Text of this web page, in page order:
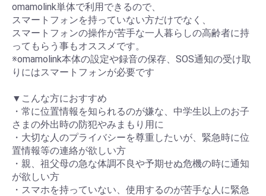
omamolink単体で利用できるので、
スマートフォンを持っていない方だけでなく、
スマートフォンの操作が苦手な一人暮らしの高齢者に持
ってもらう事もオススメです。
※omamolink本体の設定や録音の保存、SOS通知の受け取
りにはスマートフォンが必要です
▼こんな方におすすめ
・常に位置情報を知られるのが嫌な、中学生以上のお子
さまの外出時の防犯やみまもり用に
・大切な人のプライバシーを尊重したいが、緊急時に位
置情報等の連絡が欲しい方
・親、祖父母の急な体調不良や予期せぬ危機の時に通知
が欲しい方
・スマホを持っていない、使用するのが苦手な人に緊急